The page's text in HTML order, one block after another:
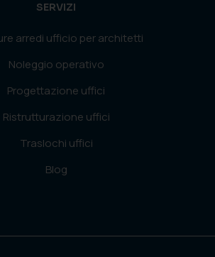
SERVIZI
arredi ufficio per architetti
Noleggio operativo
Progettazione uffici
Ristrutturazione uffici
Traslochi uffici
Blog